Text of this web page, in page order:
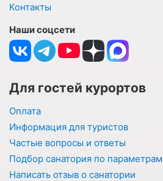
Контакты
Наши соцсети
Для гостей курортов
Оплата
Информация для туристов
Частые вопросы и ответы
Подбор санатория по параметрам
Написать отзыв о санатории